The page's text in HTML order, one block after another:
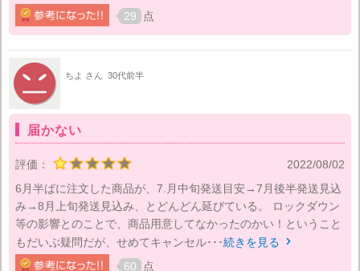
29 点
ちよ さん 30代前半
届かない
評価：
2022/08/02
6月半ばに注文した商品が、7.月中旬発送目安→7月後半発送見込
み→8月上旬発送見込み、とどんどん延びている。 ロックダウン
等の影響とのことで、商品用意してなかったのかい！ということ
もだいぶ疑問だが、せめてキャンセル･･･続きを見る 
60 点